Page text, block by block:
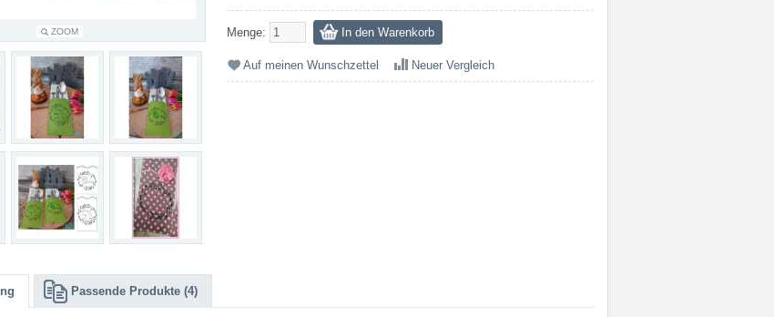
ZOOM Menge:
Auf meinen Wunschzettel Neuer Vergleich
Passende Produkte (4)